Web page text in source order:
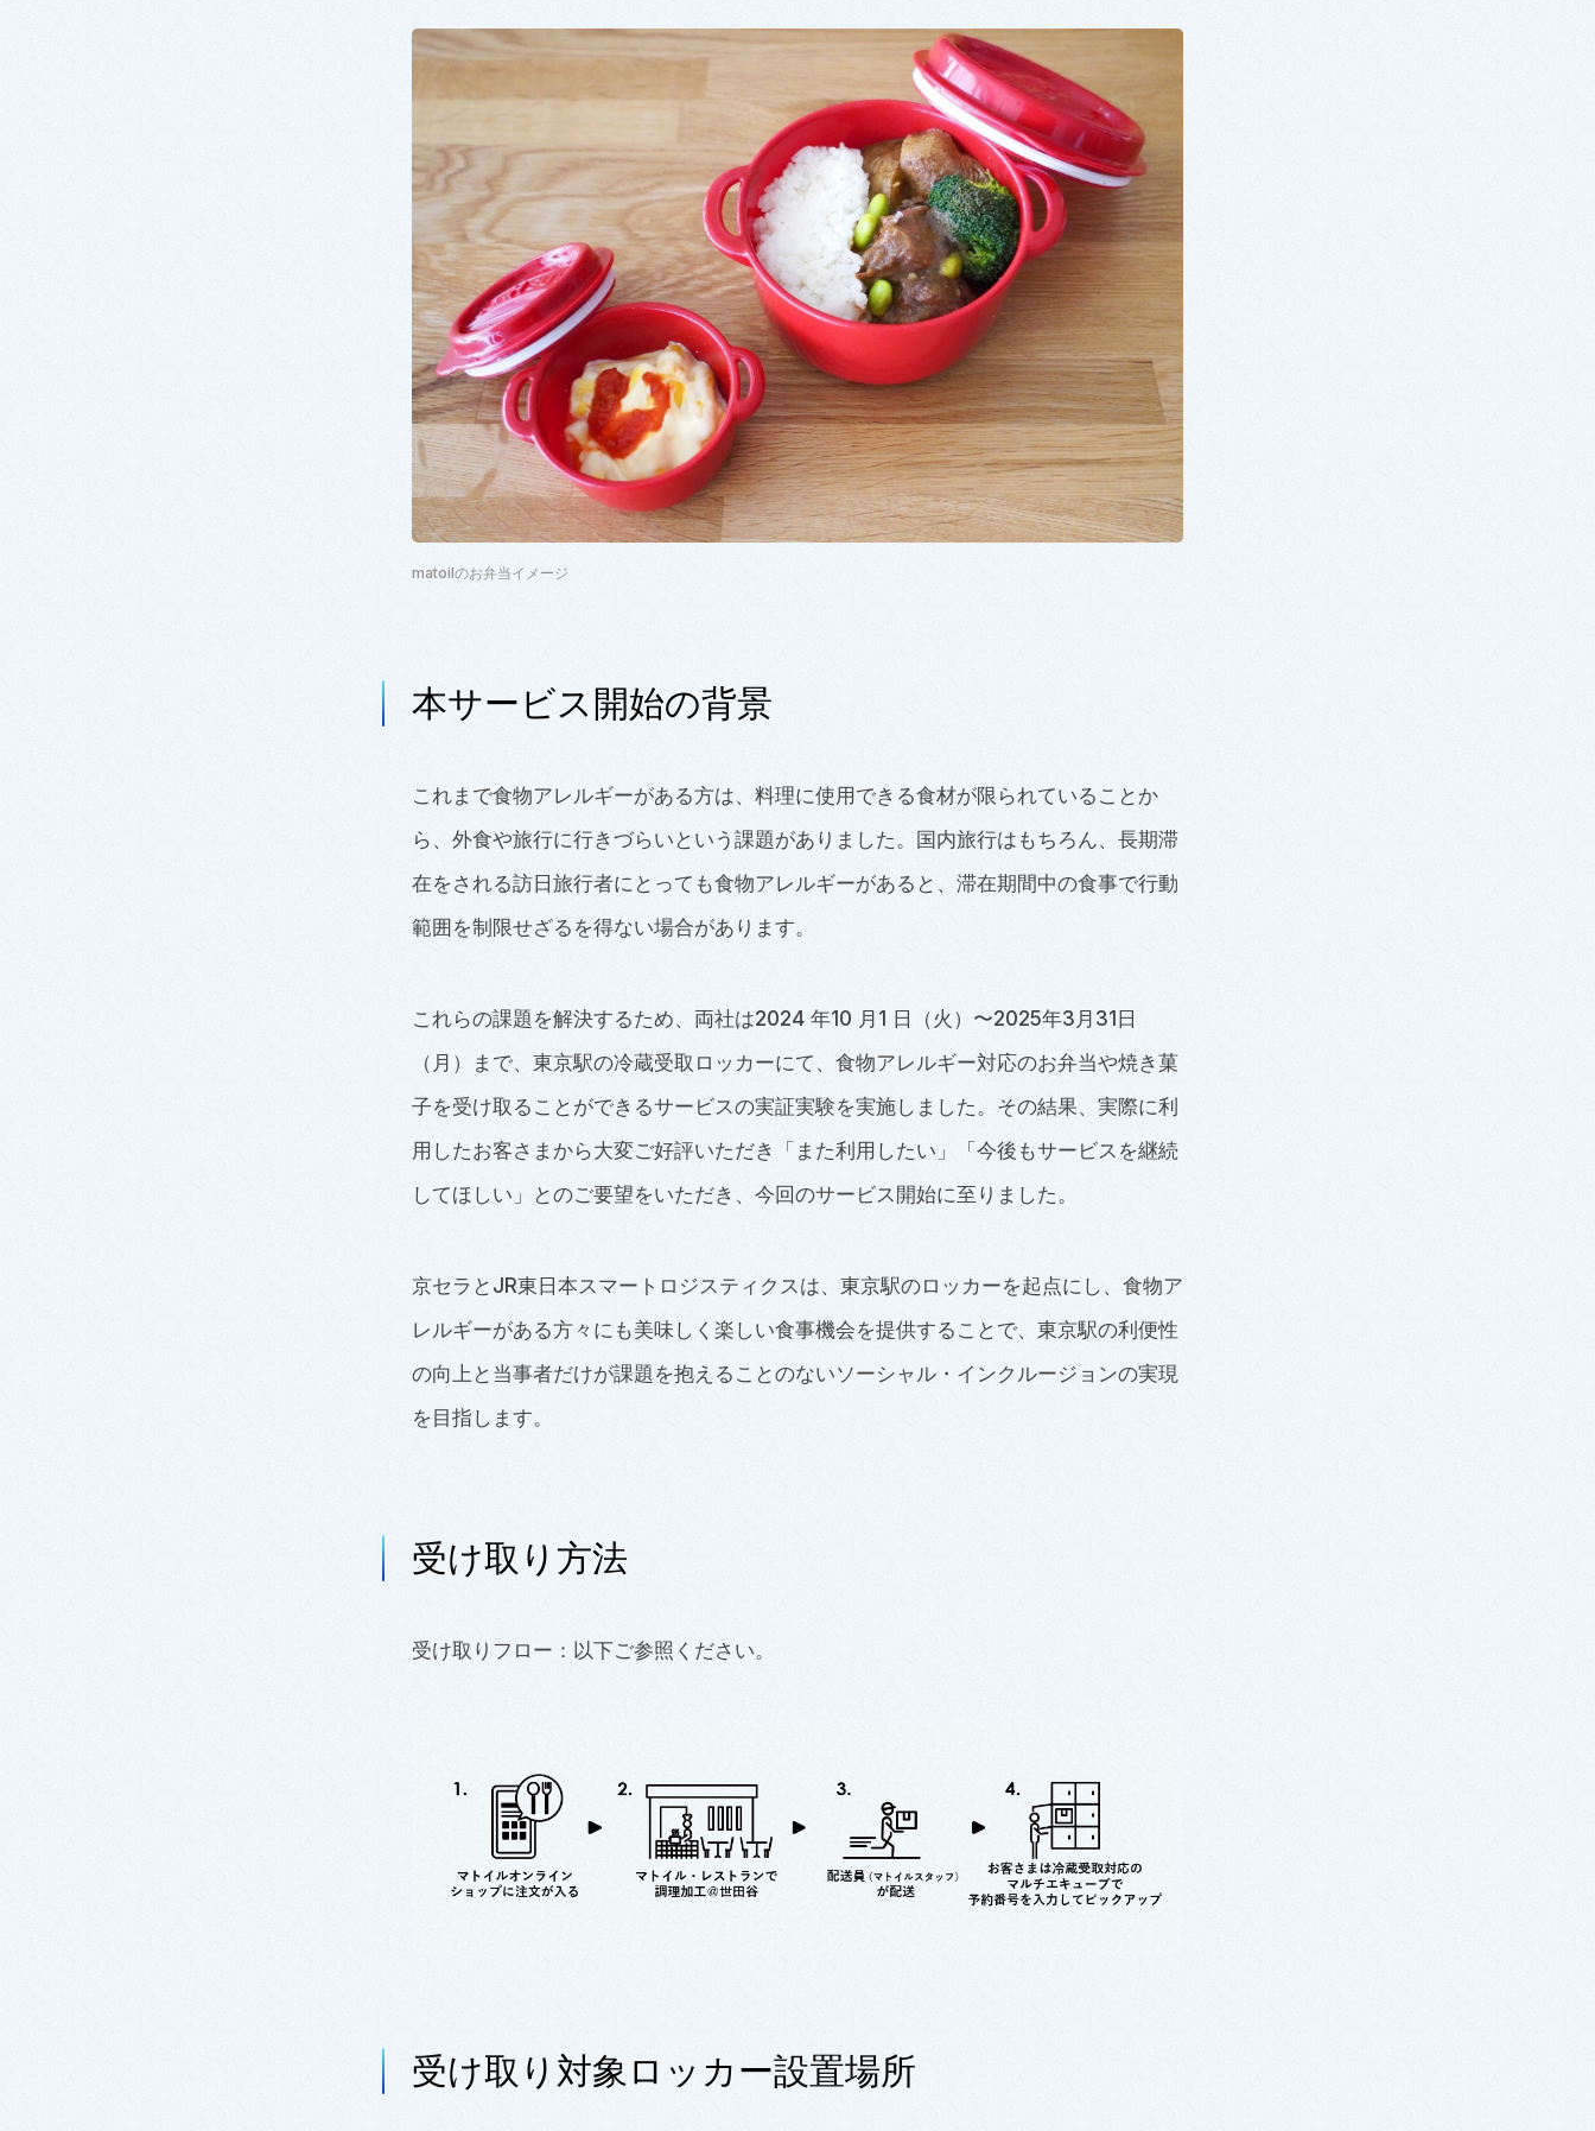
matoilのお弁当イメージ
本サービス開始の背景
これまで食物アレルギーがある方は、料理に使用できる食材が限られていることか
ら、外食や旅行に行きづらいという課題がありました。国内旅行はもちろん、長期滞
在をされる訪日旅行者にとっても食物アレルギーがあると、滞在期間中の食事で行動
範囲を制限せざるを得ない場合があります。
これらの課題を解決するため、両社は2024 年10 月1 日（火）〜2025年3月31日
（月）まで、東京駅の冷蔵受取ロッカーにて、食物アレルギー対応のお弁当や焼き菓
子を受け取ることができるサービスの実証実験を実施しました。その結果、実際に利
用したお客さまから大変ご好評いただき「また利用したい」「今後もサービスを継続
してほしい」とのご要望をいただき、今回のサービス開始に至りました。
京セラとJR東日本スマートロジスティクスは、東京駅のロッカーを起点にし、食物ア
レルギーがある方々にも美味しく楽しい食事機会を提供することで、東京駅の利便性
の向上と当事者だけが課題を抱えることのないソーシャル・インクルージョンの実現
を目指します。
受け取り方法
受け取りフロー：以下ご参照ください。
受け取り対象ロッカー設置場所